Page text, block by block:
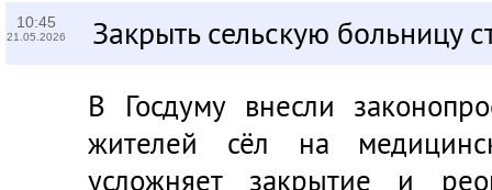
10:45
21.05.2026 Закрыть сельскую больницу
В Госдуму внесли
жителей сёл на
усложняет закрытие и